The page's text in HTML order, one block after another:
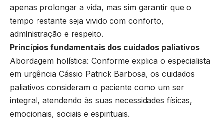
apenas prolongar a vida, mas sim garantir que o
tempo restante seja vivido com conforto,
administração e respeito.
Princípios fundamentais dos cuidados paliativos
Abordagem holística: Conforme explica o especialista
em urgência Cássio Patrick Barbosa, os cuidados
paliativos consideram o paciente como um ser
integral, atendendo às suas necessidades físicas,
emocionais, sociais e espirituais.